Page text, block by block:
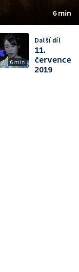
6 min
6 min
Další díl
11.
července
2019